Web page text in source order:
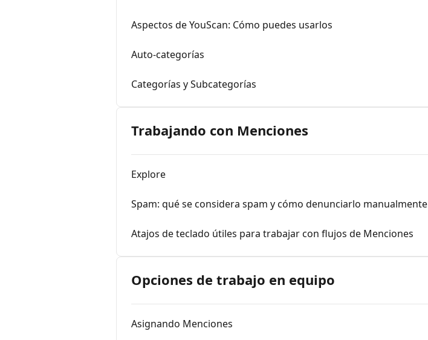
Aspectos de YouScan: Cómo puedes usarlos
Auto-categorías
Categorías y Subcategorías
Trabajando con Menciones
Explore
Spam: qué se considera spam y cómo denunciarlo manualmente
Atajos de teclado útiles para trabajar con flujos de Menciones
Opciones de trabajo en equipo
Asignando Menciones